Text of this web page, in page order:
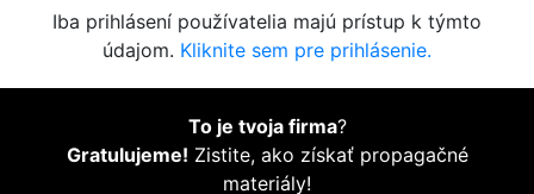
Iba prihlásení používatelia majú prístup k týmto
údajom. Kliknite sem pre prihlásenie.
To je tvoja firma?
Gratulujeme! Zistite, ako získať propagačné
materiály!